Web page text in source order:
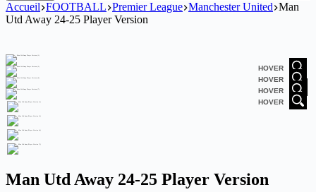
Accueil FOOTBALL Premier League Manchester United Man
Utd Away 24-25 Player Version
HOVER
HOVER
HOVER
HOVER
Man Utd Away 24-25 Player Version